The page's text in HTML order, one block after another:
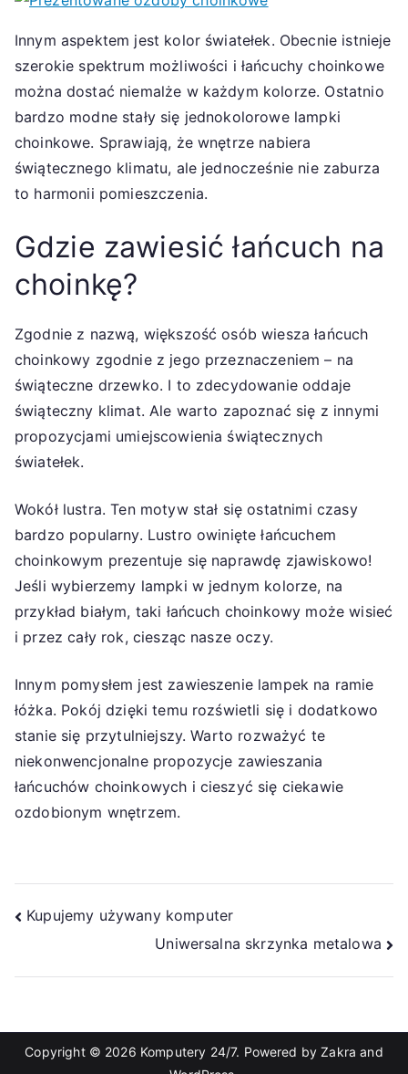
Innym aspektem jest kolor światełek. Obecnie istnieje
szerokie spektrum możliwości i łańcuchy choinkowe
można dostać niemalże w każdym kolorze. Ostatnio
bardzo modne stały się jednokolorowe lampki
choinkowe. Sprawiają, że wnętrze nabiera
świątecznego klimatu, ale jednocześnie nie zaburza
to harmonii pomieszczenia.
Gdzie zawiesić łańcuch na
choinkę?
Zgodnie z nazwą, większość osób wiesza łańcuch
choinkowy zgodnie z jego przeznaczeniem – na
świąteczne drzewko. I to zdecydowanie oddaje
świąteczny klimat. Ale warto zapoznać się z innymi
propozycjami umiejscowienia świątecznych
światełek.
Wokół lustra. Ten motyw stał się ostatnimi czasy
bardzo popularny. Lustro owinięte łańcuchem
choinkowym prezentuje się naprawdę zjawiskowo!
Jeśli wybierzemy lampki w jednym kolorze, na
przykład białym, taki łańcuch choinkowy może wisieć
i przez cały rok, ciesząc nasze oczy.
Innym pomysłem jest zawieszenie lampek na ramie
łóżka. Pokój dzięki temu rozświetli się i dodatkowo
stanie się przytulniejszy. Warto rozważyć te
niekonwencjonalne propozycje zawieszania
łańcuchów choinkowych i cieszyć się ciekawie
ozdobionym wnętrzem.
Nawigacja
Kupujemy używany komputer
Uniwersalna skrzynka metalowa
Copyright © 2026 Komputery 24/7. Powered byZakra and